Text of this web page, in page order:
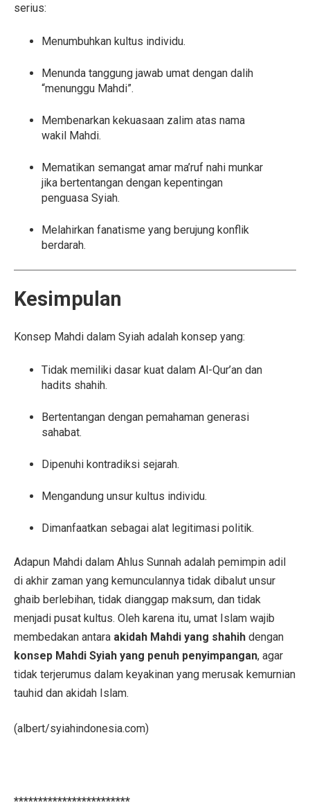
serius:
Menumbuhkan kultus individu.
Menunda tanggung jawab umat dengan dalih
“menunggu Mahdi”.
Membenarkan kekuasaan zalim atas nama
wakil Mahdi.
Mematikan semangat amar ma’ruf nahi munkar
jika bertentangan dengan kepentingan
penguasa Syiah.
Melahirkan fanatisme yang berujung konflik
berdarah.
Kesimpulan
Konsep Mahdi dalam Syiah adalah konsep yang:
Tidak memiliki dasar kuat dalam Al-Qur’an dan
hadits shahih.
Bertentangan dengan pemahaman generasi
sahabat.
Dipenuhi kontradiksi sejarah.
Mengandung unsur kultus individu.
Dimanfaatkan sebagai alat legitimasi politik.
Adapun Mahdi dalam Ahlus Sunnah adalah pemimpin adil
di akhir zaman yang kemunculannya tidak dibalut unsur
ghaib berlebihan, tidak dianggap maksum, dan tidak
menjadi pusat kultus. Oleh karena itu, umat Islam wajib
membedakan antara akidah Mahdi yang shahih dengan
konsep Mahdi Syiah yang penuh penyimpangan, agar
tidak terjerumus dalam keyakinan yang merusak kemurnian
tauhid dan akidah Islam.
(albert/syiahindonesia.com)
************************